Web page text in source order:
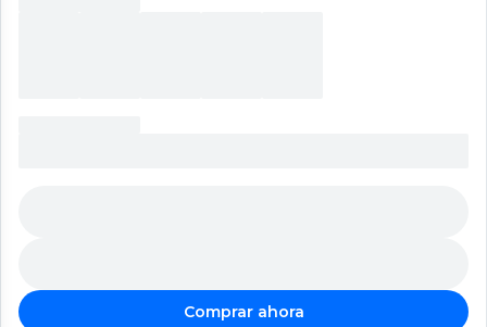
Comprar ahora